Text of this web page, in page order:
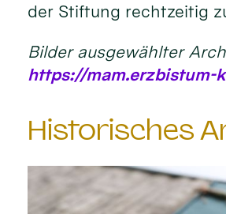
der Stiftung rechtzeitig
Bilder ausgewählter
https://mam.erzbistum-
Historisches